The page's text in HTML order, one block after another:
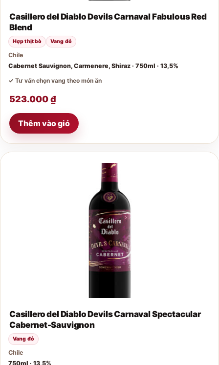
Casillero del Diablo Devils Carnaval Fabulous Red
Blend
Hợp thịt bò Vang đỏ
Chile
Cabernet Sauvignon, Carmenere, Shiraz · 750ml · 13,5%
✓ Tư vấn chọn vang theo món ăn
523.000₫
Thêm vào giỏ
Casillero del Diablo Devils Carnaval Spectacular
Cabernet-Sauvignon
Vang đỏ
Chile
750ml · 13,5%